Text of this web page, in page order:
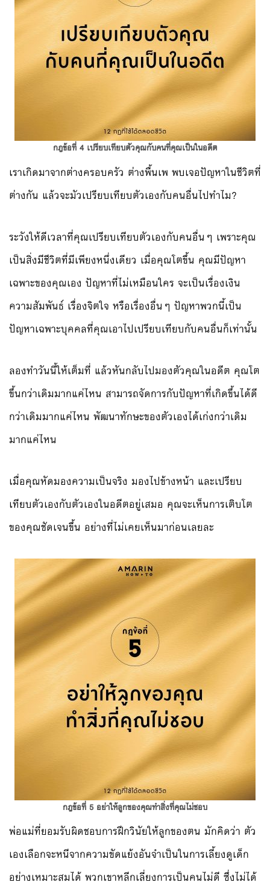
กฎข้อที่ 4 เปรียบเทียบตัวคุณกับคนที่คุณเป็นในอดีต
เราเกิดมาจากต่างครอบครัว ต่างพื้นเพ พบเจอปัญหาในชีวิตที่
ต่างกัน แล้วจะมัวเปรียบเทียบตัวเองกับคนอื่นไปทำไม?
ระวังให้ดีเวลาที่คุณเปรียบเทียบตัวเองกับคนอื่นๆ เพราะคุณ
เป็นสิ่งมีชีวิตที่มีเพียงหนึ่งเดียว เมื่อคุณโตขึ้น คุณมีปัญหา
เฉพาะของคุณเอง ปัญหาที่ไม่เหมือนใคร จะเป็นเรื่องเงิน
ความสัมพันธ์ เรื่องจิตใจ หรือเรื่องอื่นๆ ปัญหาพวกนี้เป็น
ปัญหาเฉพาะบุคคลที่คุณเอาไปเปรียบเทียบกับคนอื่นก็เท่านั้น
ลองทำวันนี้ให้เต็มที่ แล้วหันกลับไปมองตัวคุณในอดีต คุณโต
ขึ้นกว่าเดิมมากแค่ไหน สามารถจัดการกับปัญหาที่เกิดขึ้นได้ดี
กว่าเดิมมากแค่ไหน พัฒนาทักษะของตัวเองได้เก่งกว่าเดิม
มากแค่ไหน
เมื่อคุณหัดมองความเป็นจริง มองไปข้างหน้า และเปรียบ
เทียบตัวเองกับตัวเองในอดีตอยู่เสมอ คุณจะเห็นการเติบโต
ของคุณชัดเจนขึ้น อย่างที่ไม่เคยเห็นมาก่อนเลยละ
กฎข้อที่ 5 อย่าให้ลูกของคุณทำสิ่งที่คุณไม่ชอบ
พ่อแม่ที่ยอมรับผิดชอบการฝึกวินัยให้ลูกของตน มักคิดว่า ตัว
เองเลือกจะหนีจากความขัดแย้งอันจำเป็นในการเลี้ยงดูเด็ก
อย่างเหมาะสมได้ พวกเขาหลีกเลี่ยงการเป็นคนไม่ดี ซึ่งไม่ได้